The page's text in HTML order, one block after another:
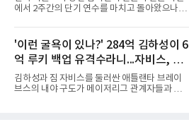
거뒀다.수성고도 준결승에서 속초고를 상대로
안정된 조직력을 바탕으로 3-1(25-23, 25-16,
고는 인하부고와 우승을 다툴 기회를 잡았다.여
자 18세 이하부에서는 중앙여고
에서 2주간의 단기 연수를 마치고 돌아왔으나,
출하며 야구 팬들과 전문가들 사이에 씁쓸한 뒷
맛을 남기고 있다.출국 당시만 해도 선수의 고질
적인 제구 문제를 해결할 특효약이 될 것처럼 포
장되었던 이번 연수는, 뚜껑을 열어보니 '제구력
5등급에게 2주짜리 족집게 과외를 붙여 1등급을
기대한 꼴'이었다는 냉정한 평가를 피하기 어렵
게 됐다.야구에서 투수의 제구력은 오랜 시간 투
'이런 굴욕이 있나?' 284억 김하성이 6
억 루키 백업 유격수라니...자비스, 수
비도 김하성보다 한 수 위 평가
김하성과 짐 자비스를 둘러싼 애틀랜타 브레이
브스의 내야 구도가 메이저리그 관계자들과 야